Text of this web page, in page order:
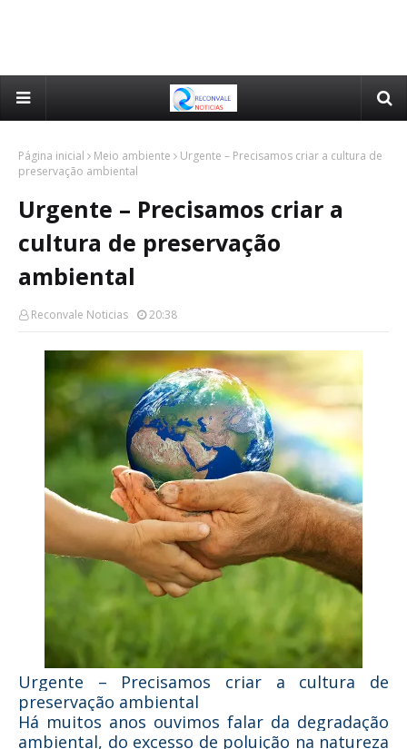
Página inicial Meio ambiente
Urgente – Precisamos criar a cultura de
preservação ambiental
Urgente – Precisamos criar a
cultura de preservação
ambiental
Reconvale Noticias 20:38
Urgente – Precisamos criar a cultura de
preservação ambiental
Há muitos anos ouvimos falar da degradação
ambiental, do excesso de poluição na natureza